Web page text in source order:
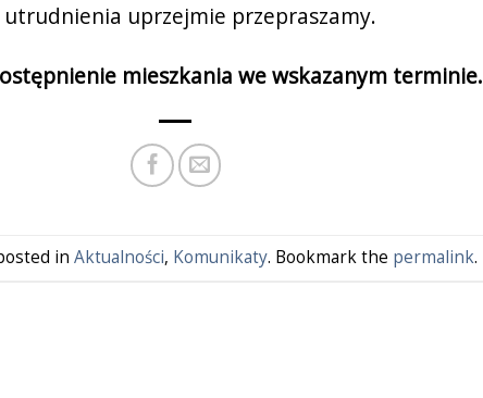
utrudnienia uprzejmie przepraszamy.
mieszkania we wskazanym terminie.
in Aktualności, Komunikaty. Bookmark the permalink.